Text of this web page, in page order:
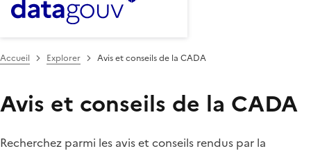
Accueil Explorer Avis et conseils de la CADA
Avis et conseils de la CADA
Recherchez parmi les avis et conseils rendus par la